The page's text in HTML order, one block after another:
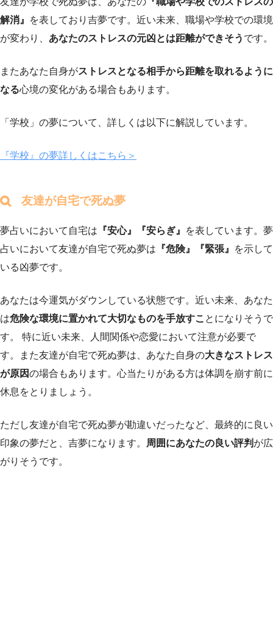
解消』
を表しており吉夢です。近い未来、職場や学校での環境
が変わり、 あなたのストレスの元凶とは距離ができそう です。
またあなた自身がストレスとなる相手から距離を取れるように
なる心境の変化がある場合もあります。
「学校」の夢について、詳しくは以下に解説しています。
『学校』の夢詳しくはこちら＞
友達が自宅で死ぬ夢
夢占いにおいて自宅は 『安心』『安らぎ』
を表しています。夢
占いにおいて友達が自宅で死ぬ夢は 『危険』『緊張』
を示して
いる凶夢です。
あなたは今運気がダウンしている状態です。近い未来、あなた
は危険な環境に置かれて大切なものを手放すこ とになりそうで
す。 特に近い未来、人間関係や恋愛において注意が必要で
す。また友達が自宅で死ぬ夢は、あなた自身の大きなストレス
が原因の場合もあります。心当たりがある方は体調を崩す前に
休息をとりましょう。
ただし友達が自宅で死ぬ夢が勘違いだったなど、最終的に良い
印象の夢だと、吉夢になります。
周囲にあなたの良い評判 が広
がりそうです。